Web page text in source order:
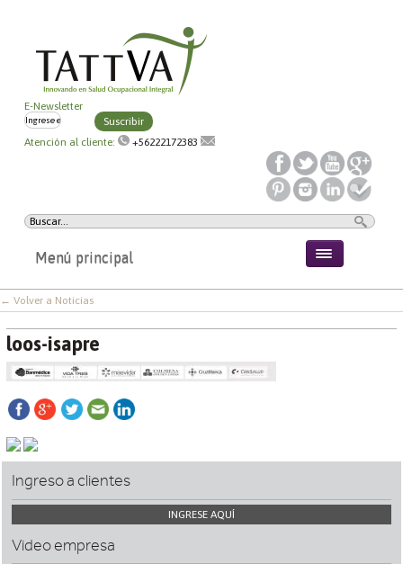
E-Newsletter
Suscribir
Atención al cliente:
+56222172383
Menú principal
← Volver a Noticias
loos-isapre
Ingreso a clientes
INGRESE AQUÍ
Video empresa